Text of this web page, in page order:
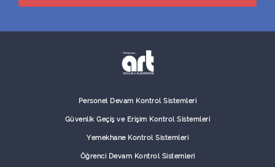
Personel Devam Kontrol Sistemleri
Güvenlik Geçiş ve Erişim Kontrol Sistemleri
Yemekhane Kontrol Sistemleri
Öğrenci Devam Kontrol Sistemleri